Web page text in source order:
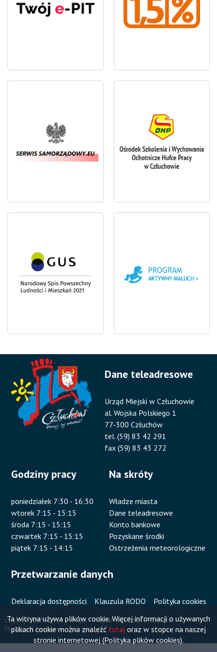
Ta witryna używa plików cookie. Więcej informacji o używanych
plikach cookie można znaleźć tutaj oraz w stopce na naszej
stronie internetowej (Polityka plików cookies).
Dane teleadresowe
Urząd Miejski w Człuchowie
al. Wojska Polskiego 1
77-300 Człuchów
tel. (59) 83 42 291
fax (59) 83 43 272
Godziny pracy
poniedziałek 7:30 - 16:30
wtorek 7:15 - 15:15
środa 7:15 - 15:15
czwartek 7:15 - 15:15
piątek 7:15 - 14:15
Na skróty
Władze miasta
Dane teleadresowe
Konto bankowe
Pozyskane środki
Ostrzeżenia meteorologiczne
Przetwarzanie danych
Deklaracja dostępności Klauzula RODO Polityka cookies
Copyright 2020 Urząd
Miejski w Człuchowie
Stopka
Mapa
serwisu
Projekt i wykonanie:Vobacom